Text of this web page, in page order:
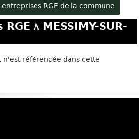
RGE de la commune
RGE à MESSIMY-SUR-
n'est référencée dans cette